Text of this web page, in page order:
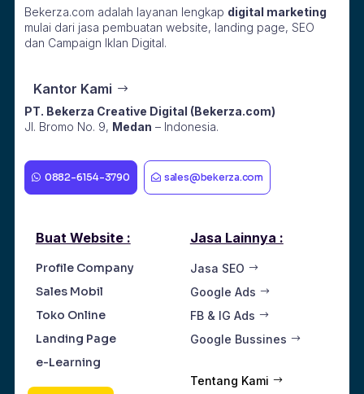
Bekerza.com adalah layanan lengkap digital marketing
mulai dari jasa pembuatan website, landing page, SEO
dan Campaign Iklan Digital.
Kantor Kami
PT. Bekerza Creative Digital (Bekerza.com)
Jl. Bromo No. 9, Medan – Indonesia.
0882-6154-3790 sales@bekerza.com
Buat Website :
Profile Company
Sales Mobil
Toko Online
Landing Page
e-Learning
Jasa Lainnya :
Jasa SEO
Google Ads
FB & IG Ads
Google Bussines
Tentang Kami